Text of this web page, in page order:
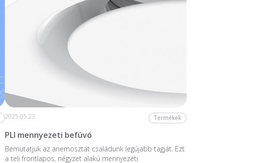
2025.05.23. Termékek
PLI mennyezeti befúvó
Bemutatjuk az anemosztát családunk legújabb tagját. Ezt
a teli frontlapos, négyzet alakú mennyezeti